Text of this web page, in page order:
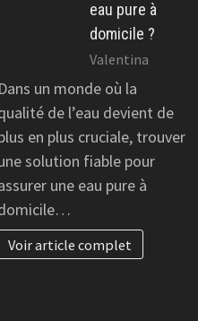
eau pure à
domicile ?
Valentina
Dans un monde où la
de l’eau devient de
en plus cruciale, trouver
solution fiable pour
une eau pure à
Voir article complet